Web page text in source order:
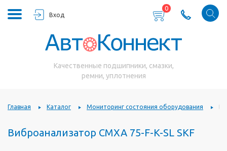
Вход
0
Качественные подшипники, смазки,
ремни, уплотнения
Главная Каталог Мониторинг состояния оборудования
Виброанализатор CMXA 75-F-K-SL SKF